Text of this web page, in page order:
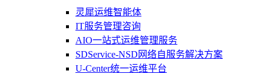
灵犀运维智能体
IT服务管理咨询
AIO一站式运维管理服务
SDService-NSD网络自服务解决方案
U-Center统一运维平台